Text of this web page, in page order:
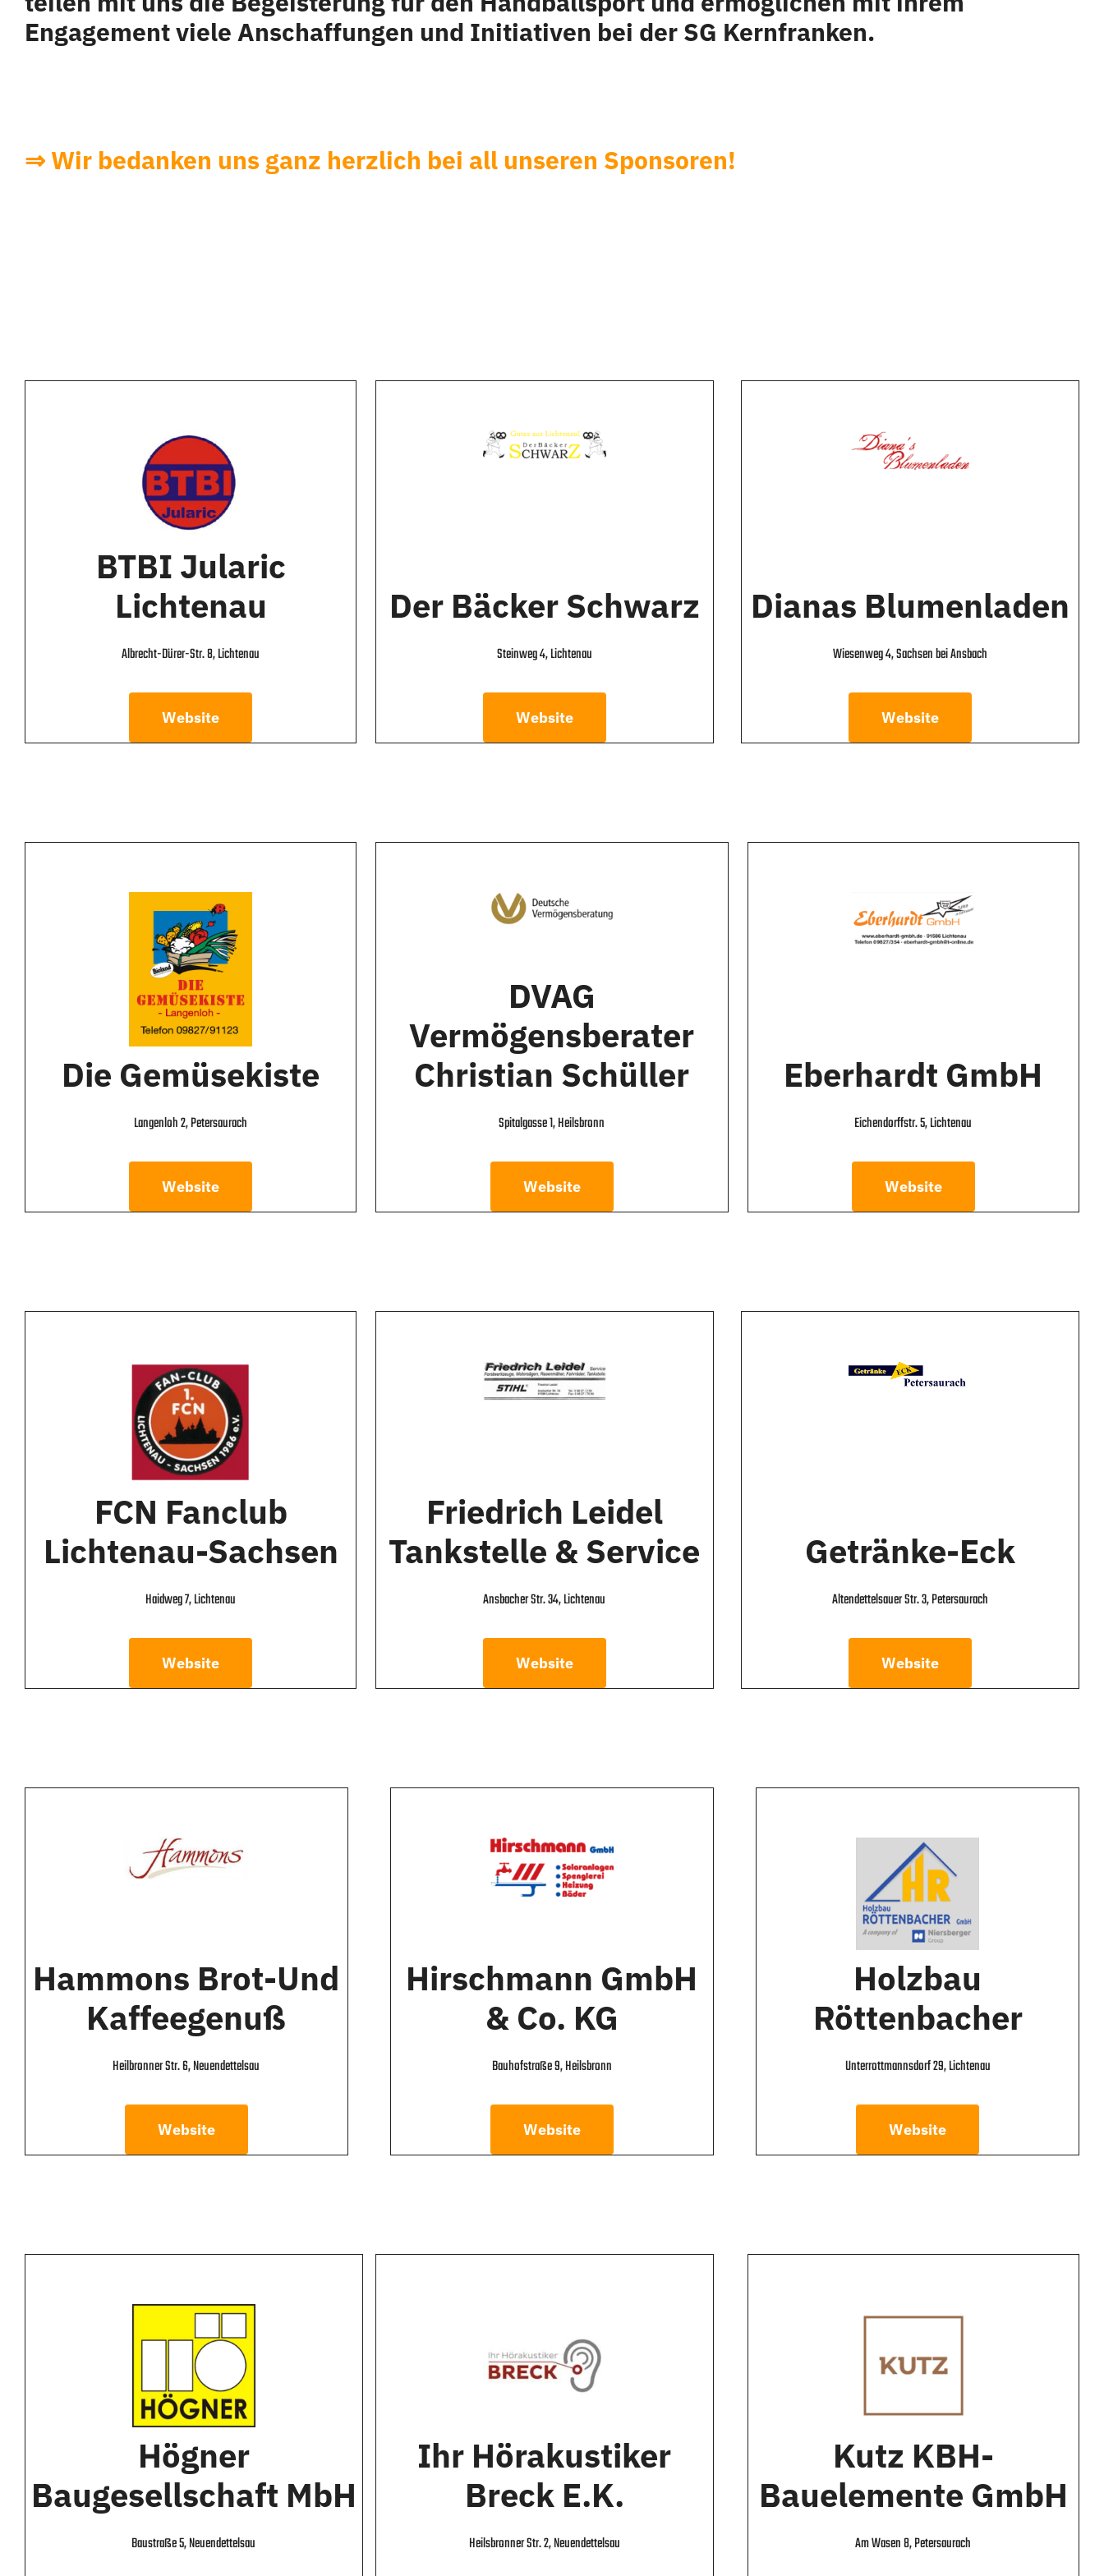
Engagement viele Anschaffungen und Initiativen bei der SG Kernfranken.
⇒ Wir bedanken uns ganz herzlich bei all unseren Sponsoren!
BTBI Jularic
Lichtenau
Albrecht-Dürer-Str. 8, Lichtenau
Website
Der Bäcker Schwarz
Steinweg 4, Lichtenau
Website
Dianas Blumenladen
Wiesenweg 4, Sachsen bei Ansbach
Website
Die Gemüsekiste
Langenloh 2, Petersaurach
Website
DVAG
Vermögensberater
Christian Schüller
Spitalgasse 1, Heilsbronn
Website
Eberhardt GmbH
Eichendorffstr. 5, Lichtenau
Website
FCN Fanclub
Lichtenau-Sachsen
Haidweg 7, Lichtenau
Website
Friedrich Leidel
Tankstelle & Service
Ansbacher Str. 34, Lichtenau
Website
Getränke-Eck
Altendettelsauer Str. 3, Petersaurach
Website
Hammons Brot-Und
Kaffeegenuß
Heilbronner Str. 6, Neuendettelsau
Website
Hirschmann GmbH
& Co. KG
Bauhofstraße 9, Heilsbronn
Website
Holzbau
Röttenbacher
Unterrottmannsdorf 29, Lichtenau
Website
Högner
Baugesellschaft MbH
Baustraße 5, Neuendettelsau
Ihr Hörakustiker
Breck E.K.
Heilsbronner Str. 2, Neuendettelsau
Kutz KBH-
Bauelemente GmbH
Am Wasen 8, Petersaurach